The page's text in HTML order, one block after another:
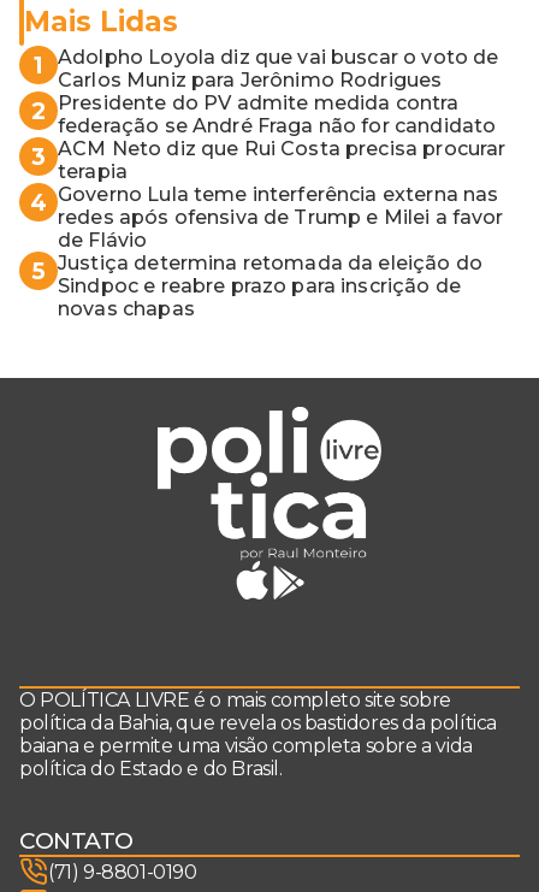
Mais Lidas
1
Adolpho Loyola diz que vai buscar o voto de
Carlos Muniz para Jerônimo Rodrigues
2
Presidente do PV admite medida contra
federação se André Fraga não for candidato
3 ACM Neto diz que Rui Costa precisa procurar
terapia
4 Governo Lula teme interferência externa nas
redes após ofensiva de Trump e Milei a favor
de Flávio
5 Justiça determina retomada da eleição do
Sindpoc e reabre prazo para inscrição de
novas chapas
O POLÍTICA LIVRE é o mais completo site sobre
política da Bahia, que revela os bastidores da política
baiana e permite uma visão completa sobre a vida
política do Estado e do Brasil.
CONTATO
(71) 9-8801-0190